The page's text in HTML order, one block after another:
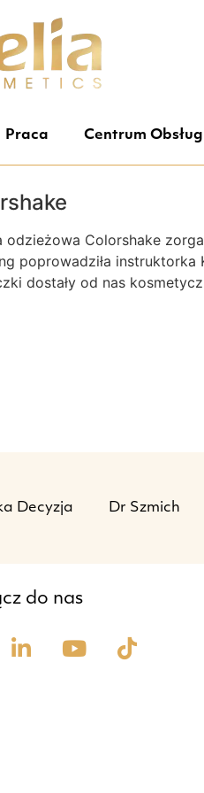
Praca Centrum
odzieżowa Colorshake
poprowadziła instruktorka
dostały od nas
Decyzja Dr Szmich
do nas